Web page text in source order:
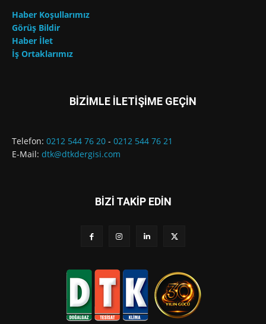
Haber Koşullarımız
Görüş Bildir
Haber İlet
İş Ortaklarımız
BİZİMLE İLETİŞİME GEÇİN
Telefon: 0212 544 76 20 - 0212 544 76 21
E-Mail: dtk@dtkdergisi.com
BİZİ TAKİP EDİN